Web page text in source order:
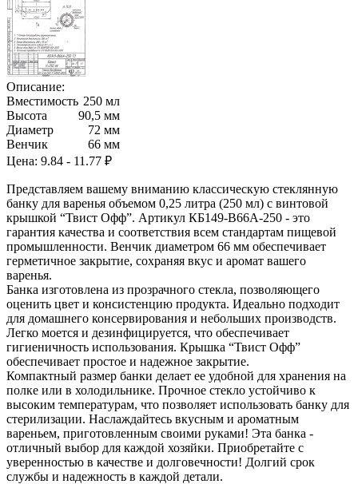
Описание:
Вместимость 250 мл
Высота
90,5 мм
Диаметр
72 мм
Венчик
66 мм
Цена: 9.84 - 11.77 ₽
Представляем вашему вниманию классическую стеклянную
банку для варенья объемом 0,25 литра (250 мл) с винтовой
крышкой “Твист Офф”. Артикул КБ149-В66А-250 - это
гарантия качества и соответствия всем стандартам пищевой
промышленности. Венчик диаметром 66 мм обеспечивает
герметичное закрытие, сохраняя вкус и аромат вашего
варенья.
Банка изготовлена из прозрачного стекла, позволяющего
оценить цвет и консистенцию продукта. Идеально подходит
для домашнего консервирования и небольших производств.
Легко моется и дезинфицируется, что обеспечивает
гигиеничность использования. Крышка “Твист Офф”
обеспечивает простое и надежное закрытие.
Компактный размер банки делает ее удобной для хранения на
полке или в холодильнике. Прочное стекло устойчиво к
высоким температурам, что позволяет использовать банку для
стерилизации. Наслаждайтесь вкусным и ароматным
вареньем, приготовленным своими руками! Эта банка -
отличный выбор для каждой хозяйки. Приобретайте с
уверенностью в качестве и долговечности! Долгий срок
службы и надежность в каждой детали.